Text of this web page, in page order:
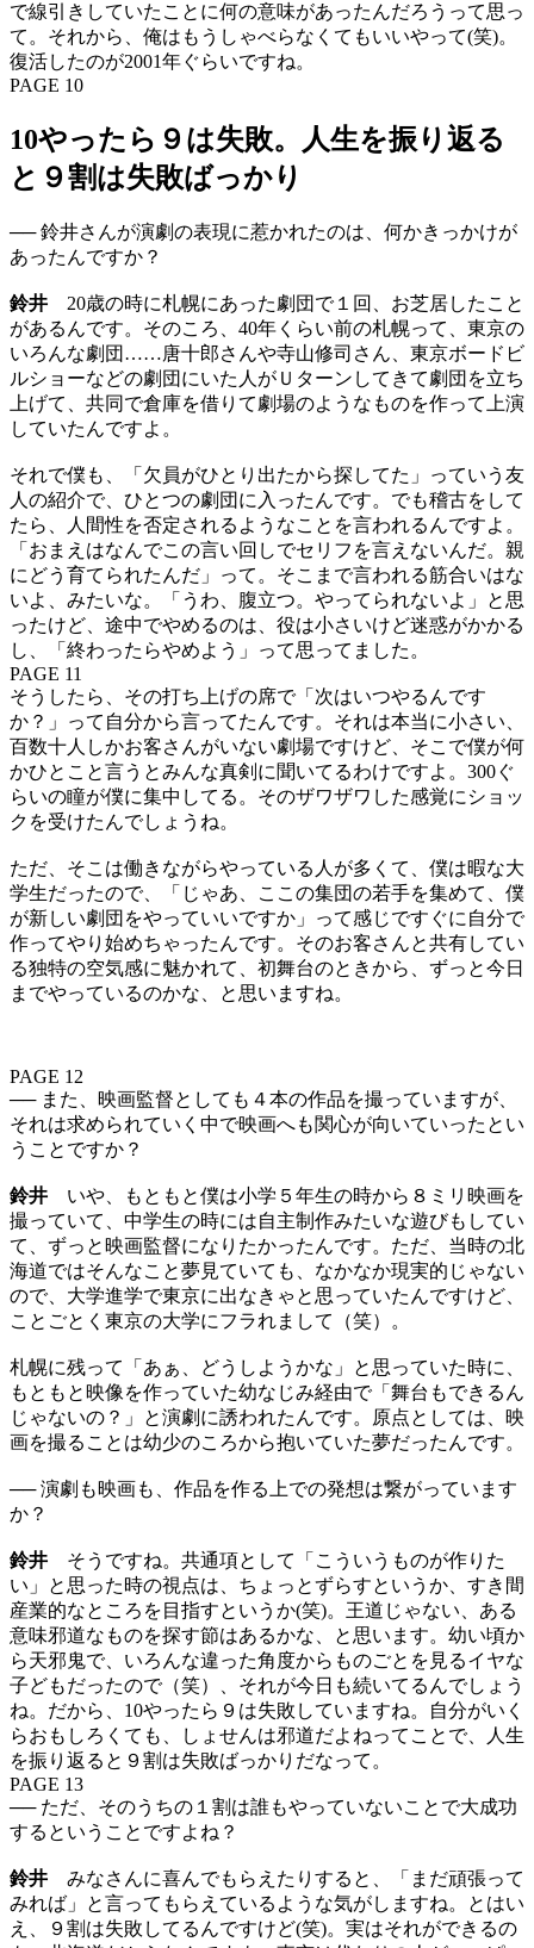
で線引きしていたことに何の意味があったんだろうって思っ
て。それから、俺はもうしゃべらなくてもいいやって(笑)。
復活したのが2001年ぐらいですね。
PAGE 10
10やったら９は失敗。人生を振り返る
と９割は失敗ばっかり
── 鈴井さんが演劇の表現に惹かれたのは、何かきっかけが
あったんですか？
鈴井 20歳の時に札幌にあった劇団で１回、お芝居したこと
があるんです。そのころ、40年くらい前の札幌って、東京の
いろんな劇団……唐十郎さんや寺山修司さん、東京ボードビ
ルショーなどの劇団にいた人がＵターンしてきて劇団を立ち
上げて、共同で倉庫を借りて劇場のようなものを作って上演
していたんですよ。
それで僕も、「欠員がひとり出たから探してた」っていう友
人の紹介で、ひとつの劇団に入ったんです。でも稽古をして
たら、人間性を否定されるようなことを言われるんですよ。
「おまえはなんでこの言い回しでセリフを言えないんだ。親
にどう育てられたんだ」って。そこまで言われる筋合いはな
いよ、みたいな。「うわ、腹立つ。やってられないよ」と思
ったけど、途中でやめるのは、役は小さいけど迷惑がかかる
し、「終わったらやめよう」って思ってました。
PAGE 11
そうしたら、その打ち上げの席で「次はいつやるんです
か？」って自分から言ってたんです。それは本当に小さい、
百数十人しかお客さんがいない劇場ですけど、そこで僕が何
かひとこと言うとみんな真剣に聞いてるわけですよ。300ぐ
らいの瞳が僕に集中してる。そのザワザワした感覚にショッ
クを受けたんでしょうね。
ただ、そこは働きながらやっている人が多くて、僕は暇な大
学生だったので、「じゃあ、ここの集団の若手を集めて、僕
が新しい劇団をやっていいですか」って感じですぐに自分で
作ってやり始めちゃったんです。そのお客さんと共有してい
る独特の空気感に魅かれて、初舞台のときから、ずっと今日
までやっているのかな、と思いますね。
PAGE 12
── また、映画監督としても４本の作品を撮っていますが、
それは求められていく中で映画へも関心が向いていったとい
うことですか？
鈴井 いや、もともと僕は小学５年生の時から８ミリ映画を
撮っていて、中学生の時には自主制作みたいな遊びもしてい
て、ずっと映画監督になりたかったんです。ただ、当時の北
海道ではそんなこと夢見ていても、なかなか現実的じゃない
ので、大学進学で東京に出なきゃと思っていたんですけど、
ことごとく東京の大学にフラれまして（笑）。
札幌に残って「あぁ、どうしようかな」と思っていた時に、
もともと映像を作っていた幼なじみ経由で「舞台もできるん
じゃないの？」と演劇に誘われたんです。原点としては、映
画を撮ることは幼少のころから抱いていた夢だったんです。
── 演劇も映画も、作品を作る上での発想は繋がっています
か？
鈴井 そうですね。共通項として「こういうものが作りた
い」と思った時の視点は、ちょっとずらすというか、すき間
産業的なところを目指すというか(笑)。王道じゃない、ある
意味邪道なものを探す節はあるかな、と思います。幼い頃か
ら天邪鬼で、いろんな違った角度からものごとを見るイヤな
子どもだったので（笑）、それが今日も続いてるんでしょう
ね。だから、10やったら９は失敗していますね。自分がいく
らおもしろくても、しょせんは邪道だよねってことで、人生
を振り返ると９割は失敗ばっかりだなって。
PAGE 13
── ただ、そのうちの１割は誰もやっていないことで大成功
するということですよね？
鈴井 みなさんに喜んでもらえたりすると、「まだ頑張って
みれば」と言ってもらえているような気がしますね。とはい
え、９割は失敗してるんですけど(笑)。実はそれができるの